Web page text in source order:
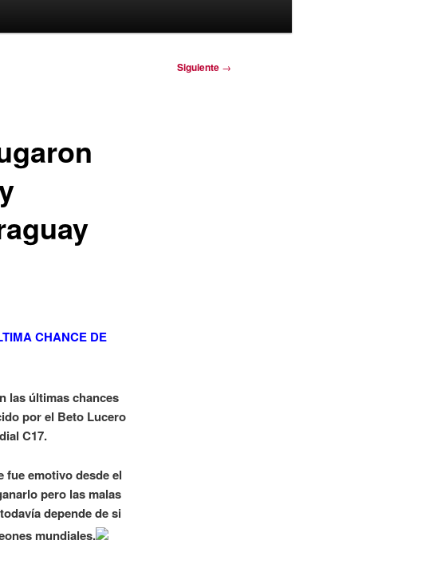
Siguiente →
CHANCE DE
las últimas chances
por el Beto Lucero
C17.
emotivo desde el
pero las malas
depende de si
mundiales.